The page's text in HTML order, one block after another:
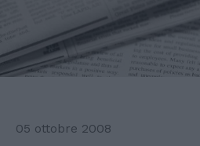
05 ottobre 2008